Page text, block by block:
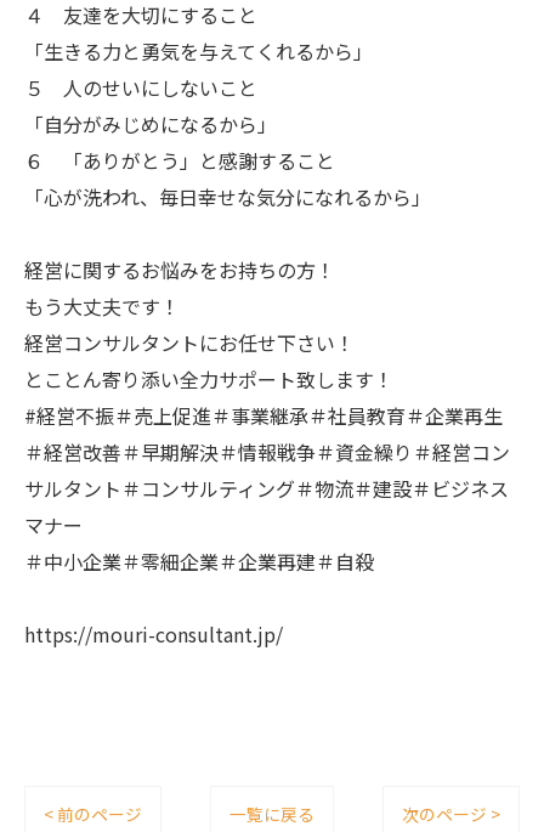
４ 友達を大切にすること
「生きる力と勇気を与えてくれるから」
５ 人のせいにしないこと
「自分がみじめになるから」
６ 「ありがとう」と感謝すること
「心が洗われ、毎日幸せな気分になれるから」
経営に関するお悩みをお持ちの方！
もう大丈夫です！
経営コンサルタントにお任せ下さい！
とことん寄り添い全力サポート致します！
#経営不振＃売上促進＃事業継承＃社員教育＃企業再生
＃経営改善＃早期解決＃情報戦争＃資金繰り＃経営コン
サルタント＃コンサルティング＃物流＃建設＃ビジネス
マナー
＃中小企業＃零細企業＃企業再建＃自殺
https://mouri-consultant.jp/
< 前のページ 一覧に戻る 次のページ >